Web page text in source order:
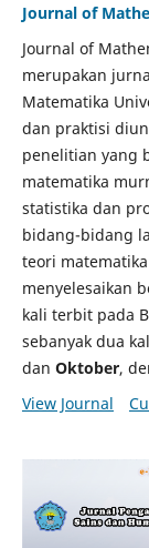
Journal of
Journal of
merupakan
Matematika
dan praktisi
penelitian yang
matematika
statistika dan
bidang-bidang
teori
menyelesaikan
kali terbit pada
sebanyak dua
dan Oktober,
View Journal